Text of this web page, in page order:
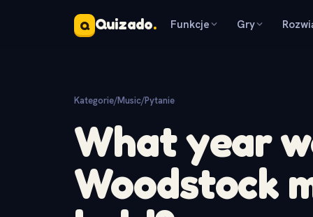
Q Quizado. Funkcje Gry
Kategorie/Music/Pytanie
What year
Woodstock